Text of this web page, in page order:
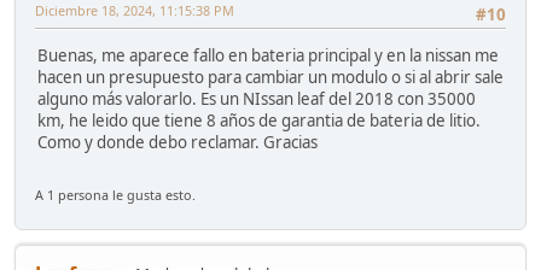
#10
Diciembre 18, 2024, 11:15:38 PM
Buenas, me aparece fallo en bateria principal y en la nissan me
hacen un presupuesto para cambiar un modulo o si al abrir sale
alguno más valorarlo. Es un NIssan leaf del 2018 con 35000
km, he leido que tiene 8 años de garantia de bateria de litio.
Como y donde debo reclamar. Gracias
A 1 persona le gusta esto.